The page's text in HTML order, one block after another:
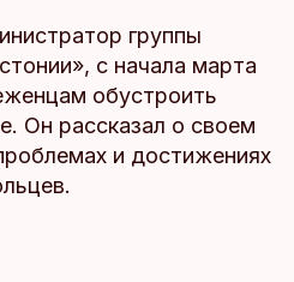
группы
с начала марта
обустроить
Он рассказал о своем
и достижениях